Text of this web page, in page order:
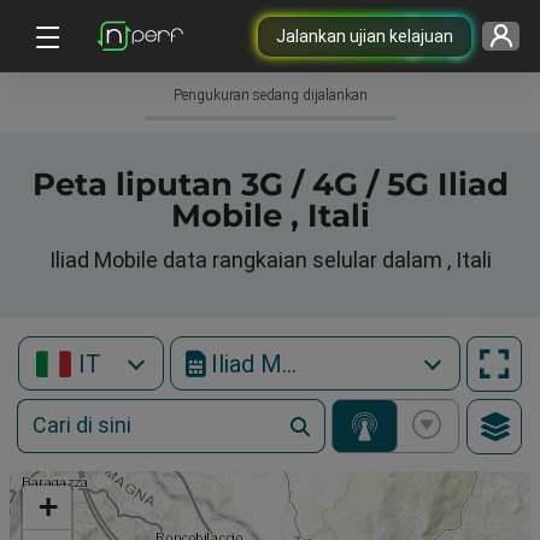
Jalankan ujian kelajuan
Pengukuran sedang dijalankan
Peta liputan 3G / 4G / 5G Iliad
Mobile , Itali
Iliad Mobile data rangkaian selular dalam , Itali
IT Iliad Mobile
+